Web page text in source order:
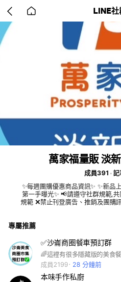
back LINE社
萬家福量販 淡
成員391
記
✨每週團購優惠商品資訊✨ ✨新品上市搶先看✨ ✨優惠特價活動
第一手曝光✨ 📢請遵守社群規範,共同維護良好的交流環境 社群
規範 ❌禁止刊登廣告、推銷及團購訊息 ❌禁止散布不實訊息 ❌請
專屬推薦
✅沙崙商圈餐車預訂群
成員2199
28 分鐘前
本味手作私廚